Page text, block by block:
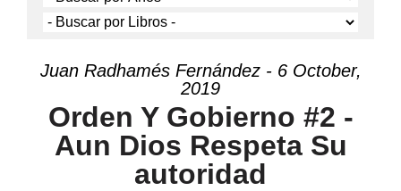
Juan Radhamés Fernández - 6 October,
2019
Orden Y Gobierno #2 -
Aun Dios Respeta Su
autoridad